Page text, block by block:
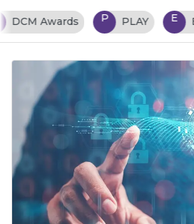
P PLAY E ENCUENTROS